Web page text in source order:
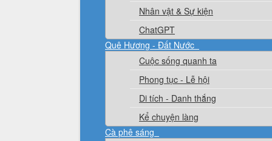
Nhân vật & Sự kiện
ChatGPT
Quê Hương - Đất Nước
Cuộc sống quanh ta
Phong tục - Lễ hội
Di tích - Danh thắng
Kể chuyện làng
Cà phê sáng